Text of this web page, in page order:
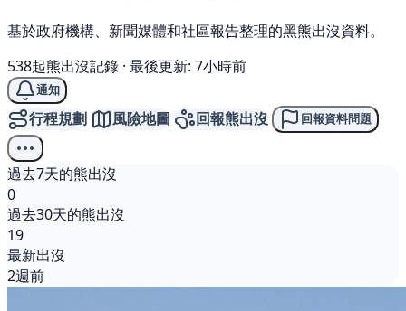
基於政府機構、新聞媒體和社區報告整理的黑熊出沒資料。
538起熊出沒記錄 · 最後更新: 7小時前
通知
行程規劃 風險地圖 回報熊出沒 回報資料問題
過去7天的熊出沒
0
過去30天的熊出沒
19
最新出沒
2週前